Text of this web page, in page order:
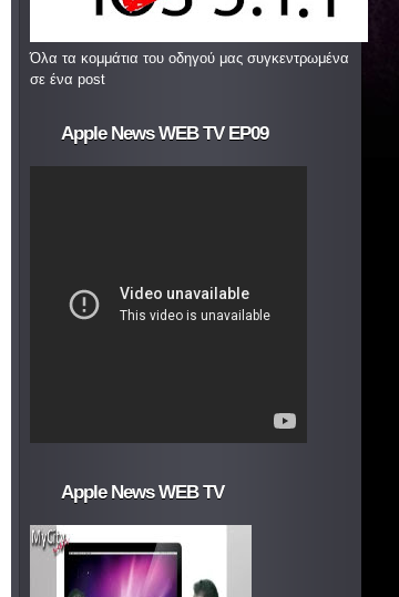
Όλα τα κομμάτια του οδηγού μας συγκεντρωμένα
σε ένα post
Apple News WEB TV EP09
Apple News WEB TV